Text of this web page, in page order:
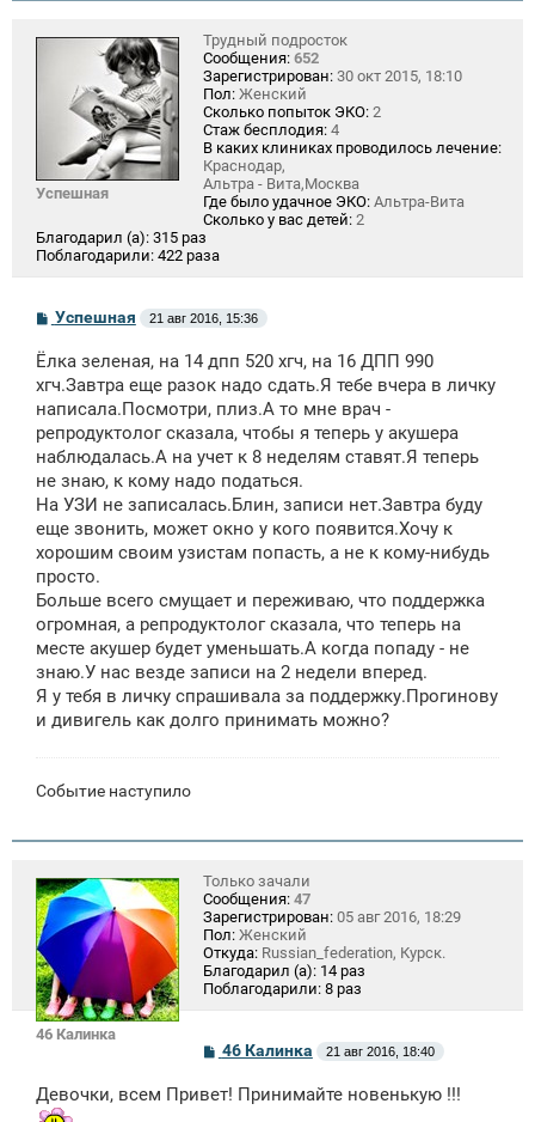
Успешная
Трудный подросток
Сообщения: 652
Зарегистрирован: 30 окт 2015, 18:10
Пол: Женский
Сколько попыток ЭКО: 2
Стаж бесплодия: 4
В каких клиниках проводилось лечение:
Краснодар,
Альтра - Вита,Москва
Где было удачное ЭКО: Альтра-Вита
Сколько у вас детей: 2
Благодарил (а): 315 раз
Поблагодарили: 422 раза
С
б
щ
н
и
Успешная 21 авг 2016, 15:36
Ёлка зеленая, на 14 дпп 520 хгч, на 16 ДПП 990
хгч.Завтра еще разок надо сдать.Я тебе вчера в личку
написала.Посмотри, плиз.А то мне врач -
репродуктолог сказала, чтобы я теперь у акушера
наблюдалась.А на учет к 8 неделям ставят.Я теперь
не знаю, к кому надо податься.
На УЗИ не записалась.Блин, записи нет.Завтра буду
еще звонить, может окно у кого появится.Хочу к
хорошим своим узистам попасть, а не к кому-нибудь
просто.
Больше всего смущает и переживаю, что поддержка
огромная, а репродуктолог сказала, что теперь на
месте акушер будет уменьшать.А когда попаду - не
знаю.У нас везде записи на 2 недели вперед.
Я у тебя в личку спрашивала за поддержку.Прогинову
и дивигель как долго принимать можно?
Событие наступило
46 Калинка
Только зачали
Сообщения: 47
Зарегистрирован: 05 авг 2016, 18:29
Пол: Женский
Откуда: Russian_federation, Курск.
Благодарил (а): 14 раз
Поблагодарили: 8 раз
С
б
46 Калинка 21 авг 2016, 18:40
Девочки, всем Привет! Принимайте новенькую !!!